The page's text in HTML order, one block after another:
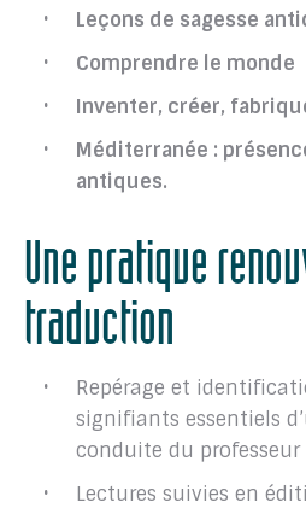
Leçons de sagesse
Comprendre le monde
Inventer, créer,
Méditerranée :
antiques.
Une pratique
traduction
Repérage et
signifiants essentiels
conduite du professeur
Lectures suivies en